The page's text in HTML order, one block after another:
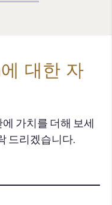
에 대한 자
가치를 더해 보세
드리겠습니다.